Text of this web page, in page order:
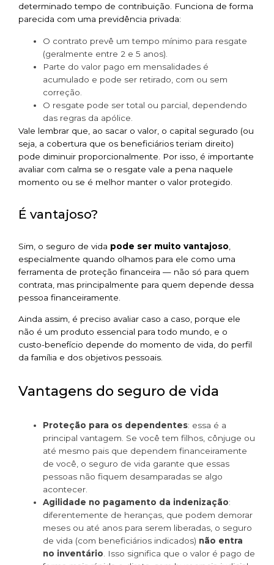
determinado tempo de contribuição. Funciona de forma
parecida com uma previdência privada:
O contrato prevê um tempo mínimo para resgate
(geralmente entre 2 e 5 anos).
Parte do valor pago em mensalidades é
acumulado e pode ser retirado, com ou sem
correção.
O resgate pode ser total ou parcial, dependendo
das regras da apólice.
Vale lembrar que, ao sacar o valor, o capital segurado (ou
seja, a cobertura que os beneficiários teriam direito)
pode diminuir proporcionalmente. Por isso, é importante
avaliar com calma se o resgate vale a pena naquele
momento ou se é melhor manter o valor protegido.
É vantajoso?
Sim, o seguro de vida pode ser muito vantajoso
especialmente quando olhamos para ele como uma
ferramenta de proteção financeira — não só para quem
contrata, mas principalmente para quem depende dessa
pessoa financeiramente.
Ainda assim, é preciso avaliar caso a caso, porque ele
não é um produto essencial para todo mundo, e o
custo-benefício depende do momento de vida, do perfil
da família e dos objetivos pessoais.
Vantagens do seguro de vida
Proteção para os dependentes: essa é a
principal vantagem. Se você tem filhos, cônjuge ou
até mesmo pais que dependem financeiramente
de você, o seguro de vida garante que essas
pessoas não fiquem desamparadas se algo
acontecer.
Agilidade no pagamento da indenização:
diferentemente de heranças, que podem demorar
meses ou até anos para serem liberadas, o seguro
de vida (com beneficiários indicados) não entra
no inventário . Isso significa que o valor é pago de